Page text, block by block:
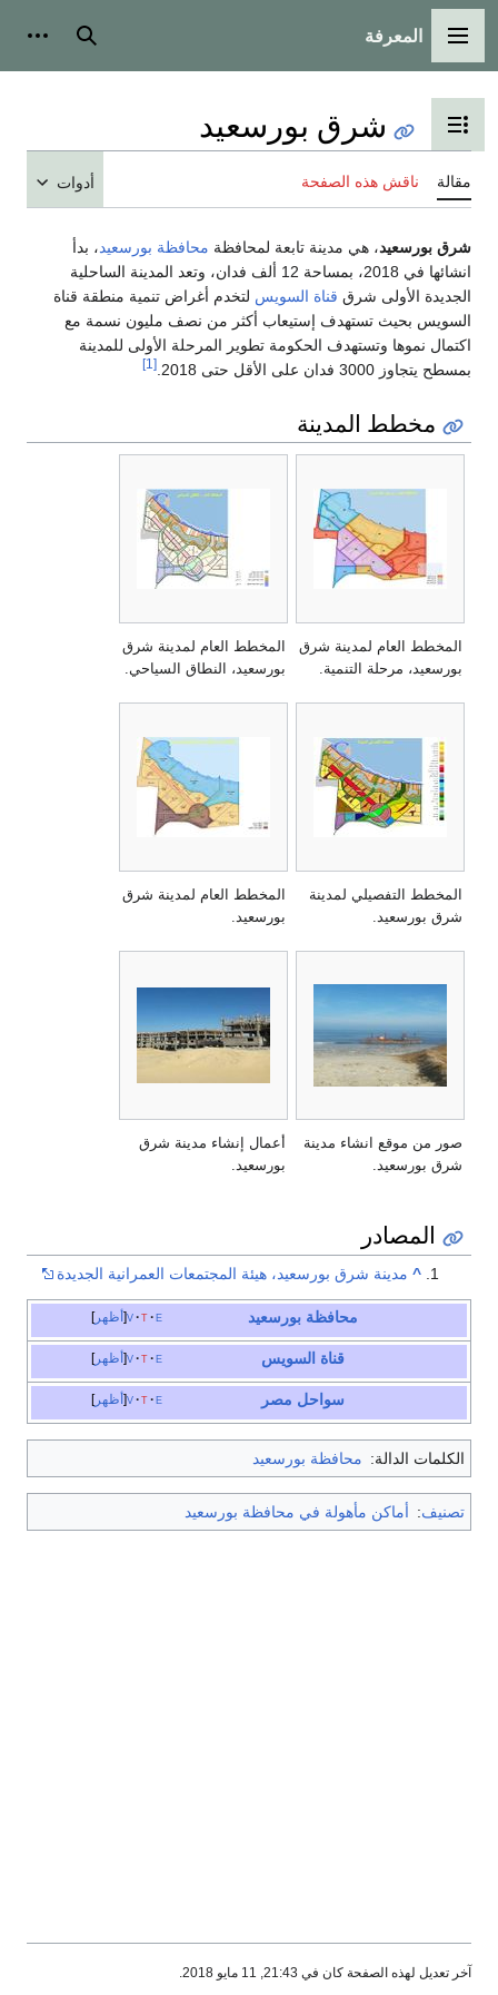
القائمة الرئيسية
المعرفة بحث
تبديل عرض جدول المحتويات
شرق بورسعيد
مقالة ناقش هذه الصفحة أدوات
شرق بورسعيد، هي مدينة تابعة لمحافظة محافظة بورسعيد، بدأ
انشائها في 2018، بمساحة 12 ألف فدان، وتعد المدينة الساحلية
الجديدة الأولى شرق قناة السويس لتخدم أغراض تنمية منطقة قناة
السويس بحيث تستهدف إستيعاب أكثر من نصف مليون نسمة مع
اكتمال نموها وتستهدف الحكومة تطوير المرحلة الأولى للمدينة
بمسطح يتجاوز 3000 فدان على الأقل حتى 2018.
[1]
مخطط المدينة
المخطط العام لمدينة شرق
بورسعيد، مرحلة التنمية.
المخطط العام لمدينة شرق
بورسعيد، النطاق السياحي.
المخطط التفصيلي لمدينة
شرق بورسعيد.
المخطط العام لمدينة شرق
بورسعيد.
صور من موقع انشاء مدينة
شرق بورسعيد.
أعمال إنشاء مدينة شرق
بورسعيد.
المصادر
^ مدينة شرق بورسعيد، هيئة المجتمعات العمرانية الجديدة
أظهر v t e محافظة بورسعيد
أظهر v t e قناة السويس
أظهر v t e سواحل مصر
الكلمات الدالة: محافظة بورسعيد
تصنيف: أماكن مأهولة في محافظة بورسعيد
آخر تعديل لهذه الصفحة كان في 21:43, 11 مايو 2018.